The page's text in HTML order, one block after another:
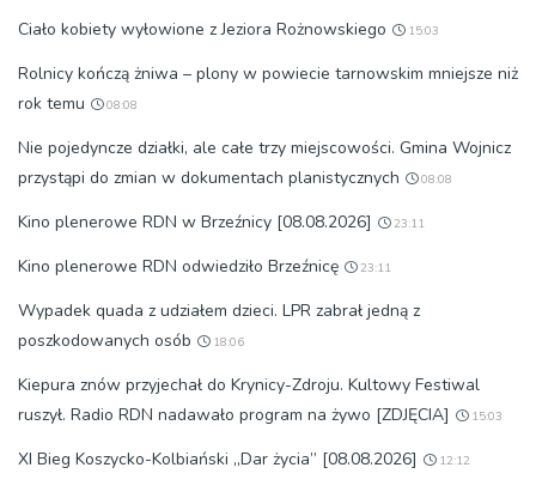
Ciało kobiety wyłowione z Jeziora Rożnowskiego 15:03
Rolnicy kończą żniwa – plony w powiecie tarnowskim mniejsze niż
rok temu
08:08
Nie pojedyncze działki, ale całe trzy miejscowości. Gmina Wojnicz
przystąpi do zmian w dokumentach planistycznych
08:08
Kino plenerowe RDN w Brzeźnicy [08.08.2026] 23:11
Kino plenerowe RDN odwiedziło Brzeźnicę 23:11
Wypadek quada z udziałem dzieci. LPR zabrał jedną z
poszkodowanych osób
18:06
Kiepura znów przyjechał do Krynicy-Zdroju. Kultowy Festiwal
ruszył. Radio RDN nadawało program na żywo [ZDJĘCIA]
15:03
XI Bieg Koszycko-Kolbiański „Dar życia” [08.08.2026] 12:12